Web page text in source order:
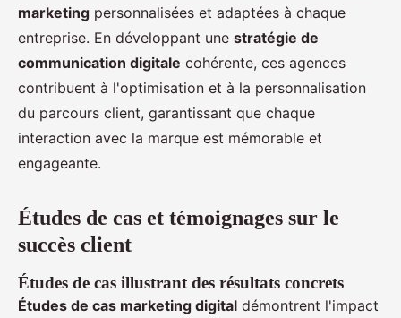
marketing personnalisées et adaptées à chaque
entreprise. En développant une stratégie de
communication digitale cohérente, ces agences
contribuent à l'optimisation et à la personnalisation
du parcours client, garantissant que chaque
interaction avec la marque est mémorable et
engageante.
Études de cas et témoignages sur le
succès client
Études de cas illustrant des résultats concrets
Études de cas marketing digital démontrent l'impact